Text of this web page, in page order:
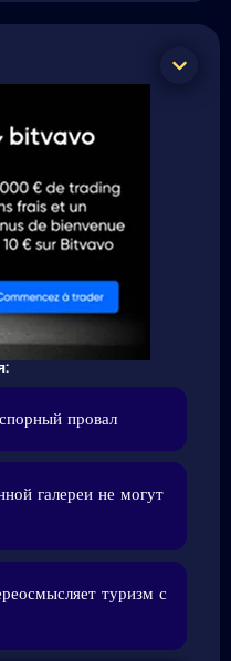
провал
галереи не могут
туризм с